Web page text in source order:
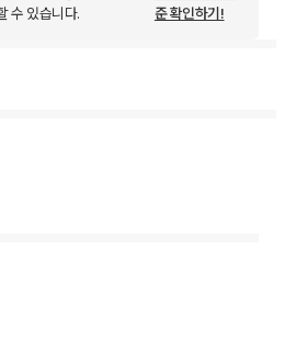
수 있습니다.
준 확인하기!